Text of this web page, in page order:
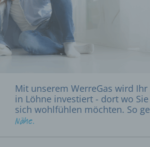
Mit unserem WerreGas wird
in Löhne investiert - dort wo
sich wohlfühlen möchten. So
Nähe.